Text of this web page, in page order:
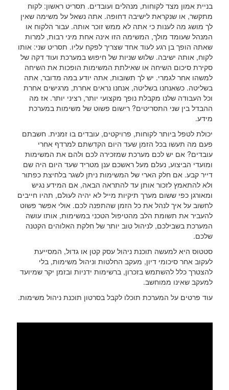
בניית אמון מצד לקוחות, מנהלים ועובדים. תסריט ראשון: לקוח
מתקשר, או שנקראת לישיבה דחופה. אתה נשאל על משימה שאין
לך מושג מה לענות כי אתה לא ממש זוכר אותה. עבור הלקוח או
המנהל שעומד מולך, המשימה הזו אינה אחת מיני רבות, למרות
שאתה הופך בן רגע לעוד אחד שצריך לפקח עליו. תסריט שני: אותו
לקוח, אותה ישיבה. שלוש שניות של חיפוש במערכת ועוד דקה של
סקירת סיכום השיחה או שאילתת המשימות הופכות את השיחה
למשהו אחר לגמרי. יש לך תשובות, אתה יודע במה מדובר, אתה
בשליטה. כשאנחנו בשליטה, אנחנו נראים אחרת, מרגישים אחרת
וכל העבודה שלנו מקבלת נופך מקצועי יותר, רציני יותר. אז מה
ההבדל בין שני התסריטים? רישום פשוט של משימות במערכת
מידע.
יכולת לטפל ביותר לקוחות, פרויקטים, עובדים בו זמנית. חשבתם
פעם מה תעשו בכל הזמן שעד היום הקדשתם למרדף אחרי
עובדים? אם יש לכם מערכת שמזכירה לכם ולהם את המשימות
ומועדי הביצוע, נעלם מעל ראשכם ענן מטריד שעד היום היה שם
דייר קבע. אם חלק הארי של המשימות ניתן לשגר בלחיצת כפתור
ולא להתאמץ לזכור אותן עד להתראה הבאה, אם המידע נגיש
ומאורגן כפי ששום מערך תיקיות מייל לא יהיה לעולם, תהיו חייבים
לחשוב על איך לנהל את כל הזמן שהתפנה לכם. אולי אפשר פשוט
להעביר את תשומת הלב מהטיפול הטכני במשימות, אותו עושה
המערכת בשבילכם, לניהול טוב יותר של חלקת האלוהים הקטנה
שלכם.
סטטוס היא למעשה תוכנת ניהול עסק קטן או גדול, המסייעת
לעקוב אחר סיכומי דיון, מעקב החלטות וניהול משימות, בלי
להצטרך כלל להשתמש בזכרון, ברשימות ידניות ובזמן יקר שמיועד
למעקב שאינו ממוחשב.
עוד פרטים על המערכת תוכלו לקבל בסרטון תוכנת ניהול משימות.